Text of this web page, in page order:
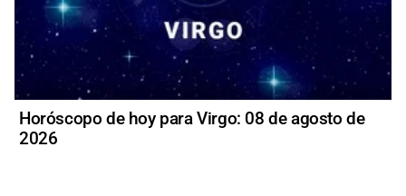
Horóscopo de hoy para Virgo: 08 de agosto de
2026